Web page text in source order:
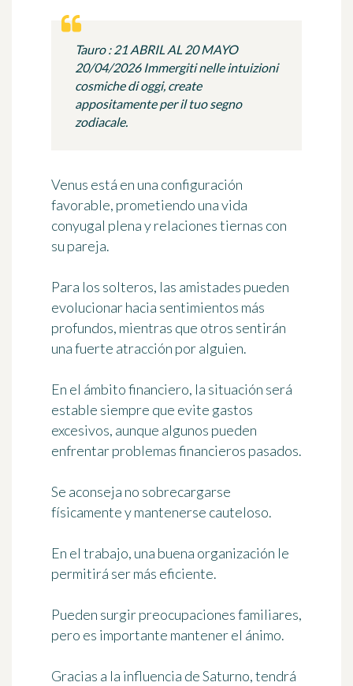
Tauro : 21 ABRIL AL 20 MAYO
20/04/2026 Immergiti nelle intuizioni
cosmiche di oggi, create
appositamente per il tuo segno
zodiacale.
Venus está en una configuración
favorable, prometiendo una vida
conyugal plena y relaciones tiernas con
su pareja.
Para los solteros, las amistades pueden
evolucionar hacia sentimientos más
profundos, mientras que otros sentirán
una fuerte atracción por alguien.
En el ámbito financiero, la situación será
estable siempre que evite gastos
excesivos, aunque algunos pueden
enfrentar problemas financieros pasados.
Se aconseja no sobrecargarse
físicamente y mantenerse cauteloso.
En el trabajo, una buena organización le
permitirá ser más eficiente.
Pueden surgir preocupaciones familiares,
pero es importante mantener el ánimo.
Gracias a la influencia de Saturno, tendrá